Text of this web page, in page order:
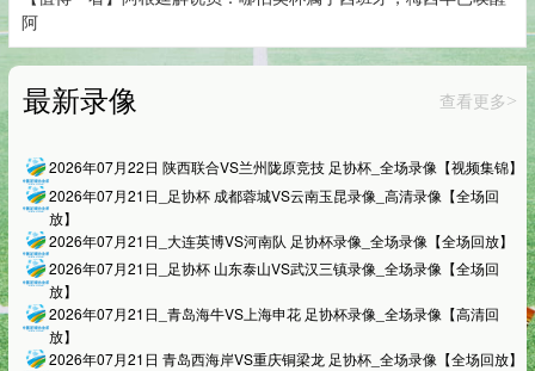
阿
最新录像 查看更多>
2026年07月22日 陕西联合VS兰州陇原竞技 足协杯_全场录像【视频集锦】
2026年07月21日_足协杯 成都蓉城VS云南玉昆录像_高清录像【全场回
放】
2026年07月21日_大连英博VS河南队 足协杯录像_全场录像【全场回放】
2026年07月21日_足协杯 山东泰山VS武汉三镇录像_全场录像【全场回
放】
2026年07月21日_青岛海牛VS上海申花 足协杯录像_全场录像【高清回
放】
2026年07月21日 青岛西海岸VS重庆铜梁龙 足协杯_全场录像【全场回放】